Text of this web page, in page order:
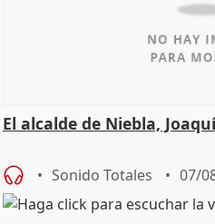
El alcalde de Niebla,
Sonido Totales 07/